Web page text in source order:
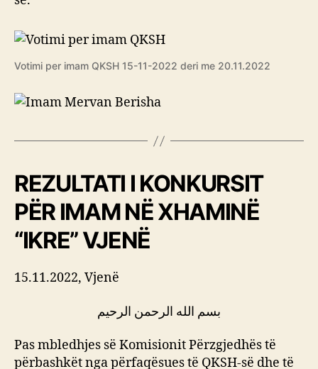
Votimi per imam QKSH 15-11-2022 deri me 20.11.2022
REZULTATI I KONKURSIT
PËR IMAM NË XHAMINË
“IKRE” VJENË
15.11.2022, Vjenë
بسم الله الرحمن الرحيم
Pas mbledhjes së Komisionit Përzgjedhës të
përbashkët nga përfaqësues të QKSH-së dhe të